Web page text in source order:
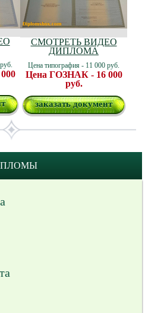
СМОТРЕТЬ ВИДЕО
ДИПЛОМА
Цена типография - 11 000 руб.
Цена ГОЗНАК - 16 000
руб.
заказать документ